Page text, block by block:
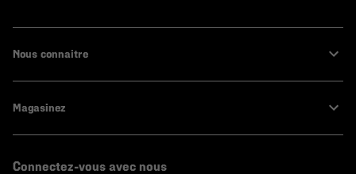
Nous connaitre
Magasinez
Connectez-vous avec nous